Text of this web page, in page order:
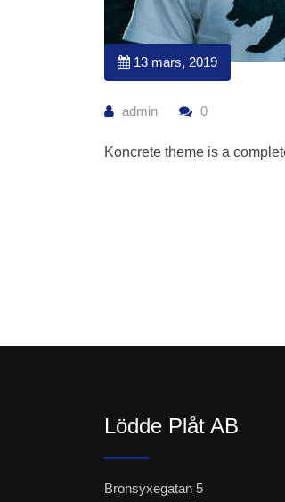
13 mars, 2019
admin 0
Koncrete theme is a
Lödde Plåt AB
Bronsyxegatan 5